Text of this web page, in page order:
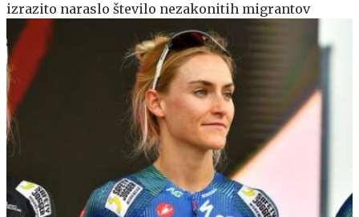
izrazito naraslo število nezakonitih migrantov